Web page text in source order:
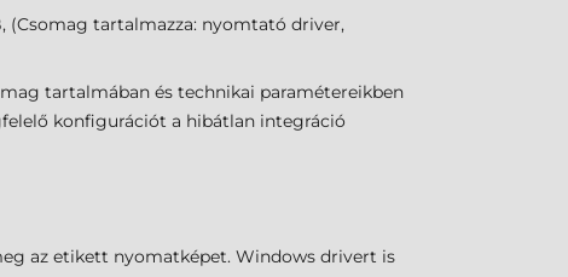
(Csomag tartalmazza: nyomtató driver,
tartalmában és technikai paramétereikben
konfigurációt a hibátlan integráció
az etikett nyomatképet. Windows drivert is